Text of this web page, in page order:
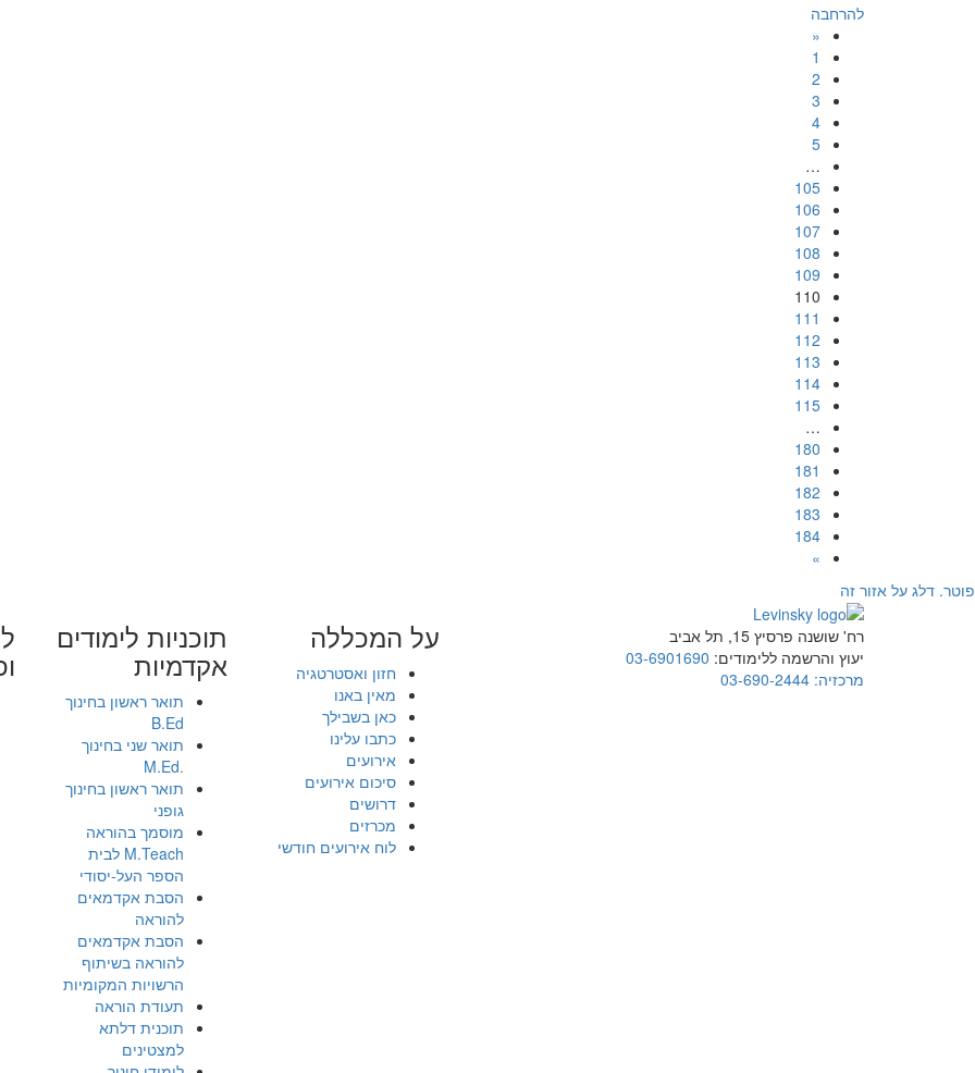
להרחבה
«
1
2
3
4
5
…
105
106
107
108
109
110
111
112
113
114
115
…
180
181
182
183
184
»
פוטר. דלג על אזור זה
רח' שושנה פרסיץ 15, תל אביב
יעוץ והרשמה ללימודים: 03-6901690
מרכזיה: 03-690-2444
על המכללה
חזון ואסטרטגיה
מאין באנו
כאן בשבילך
כתבו עלינו
אירועים
סיכום אירועים
דרושים
מכרזים
לוח אירועים חודשי
תוכניות לימודים
אקדמיות
תואר ראשון בחינוך
B.Ed
תואר שני בחינוך
.M.Ed
תואר ראשון בחינוך
גופני
מוסמך בהוראה
M.Teach לבית
הספר העל-יסודי
הסבת אקדמאים
להוראה
הסבת אקדמאים
להוראה בשיתוף
הרשויות המקומיות
תעודת הוראה
תוכנית דלתא
למצטינים